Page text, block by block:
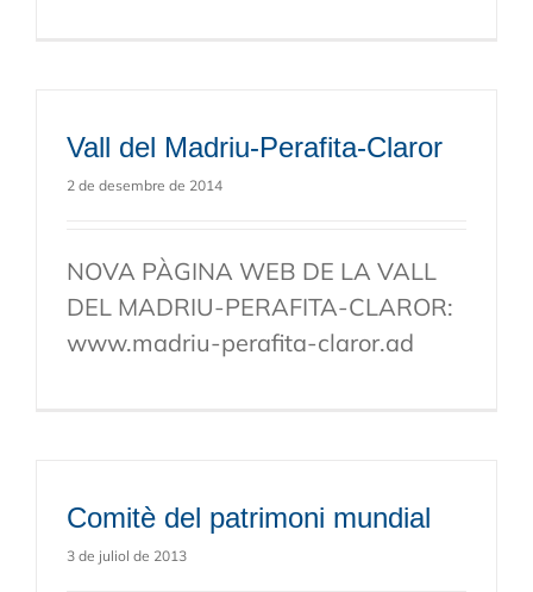
Vall del Madriu-Perafita-Claror
2 de desembre de 2014
NOVA PÀGINA WEB DE LA VALL
DEL MADRIU-PERAFITA-CLAROR:
www.madriu-perafita-claror.ad
Comitè del patrimoni mundial
3 de juliol de 2013